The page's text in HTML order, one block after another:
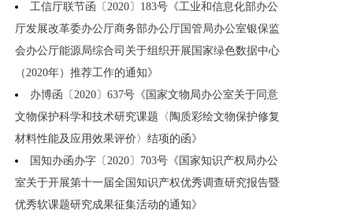
工信厅联节函〔2020〕183号《工业和信息化部办公
厅发展改革委办公厅商务部办公厅国管局办公室银保监
会办公厅能源局综合司关于组织开展国家绿色数据中心
（2020年）推荐工作的通知》
办博函〔2020〕637号《国家文物局办公室关于同意
文物保护科学和技术研究课题〈陶质彩绘文物保护修复
材料性能及应用效果评价〉结项的函》
国知办函办字〔2020〕703号《国家知识产权局办公
室关于开展第十一届全国知识产权优秀调查研究报告暨
优秀软课题研究成果征集活动的通知》